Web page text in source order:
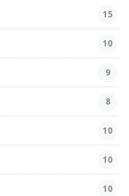
15
10
9
8
10
10
10